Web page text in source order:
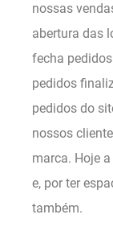
nossas
abertura das
fecha
pedidos
pedidos do
nossos
marca. Hoje
e, por ter
também.